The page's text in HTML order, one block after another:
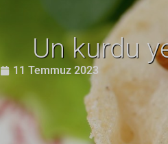
Un kurdu
11 Temmuz 2023